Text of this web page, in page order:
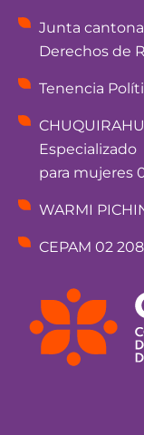
Junta
Derechos de
Tenencia
Especializado
para mujeres
WARMI
CEPAM 02